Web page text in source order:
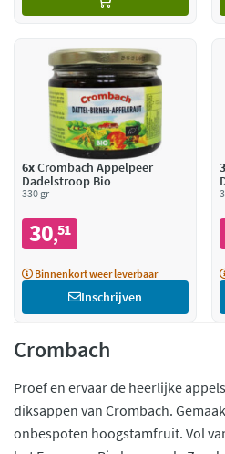
6xCrombach Appelpeer
Dadelstroop Bio
330 gr
30,51
Binnenkort weer leverbaar
Inschrijven
Crombach
Proef en ervaar de heerlijke
diksappen van Crombach.
onbespoten hoogstamfruit. Vol